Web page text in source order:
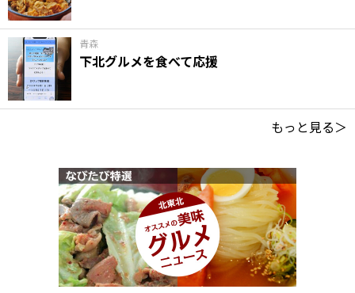
青森
下北グルメを食べて応援
もっと見る＞